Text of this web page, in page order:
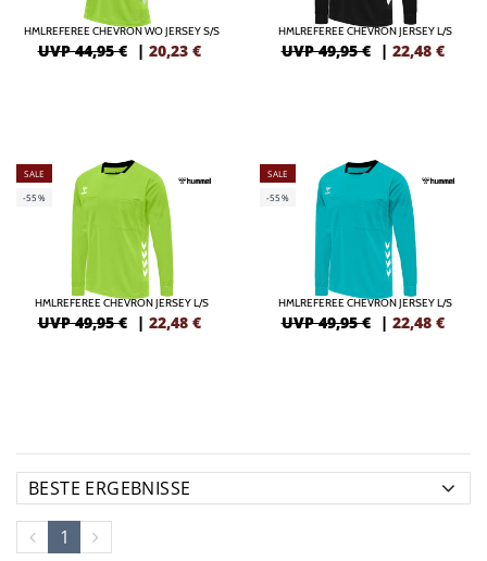
HMLREFEREE CHEVRON WO JERSEY S/S
UVP 44,95 € | 20,23 €
HMLREFEREE CHEVRON JERSEY L/S
UVP 49,95 € | 22,48 €
SALE
-55%
HMLREFEREE CHEVRON JERSEY L/S
UVP 49,95 € | 22,48 €
SALE
-55%
HMLREFEREE CHEVRON JERSEY L/S
UVP 49,95 € | 22,48 €
1